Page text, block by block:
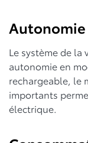
Le système de
autonomie en
rechargeable, le
importants
électrique.